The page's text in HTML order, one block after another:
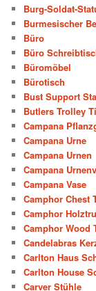
Burg-Soldat-
Burmesischer
Büro
Büro
Büromöbel
Bürotisch
Bust Support
Butlers Trolley
Campana
Campana Urne
Campana Urnen
Campana
Campana Vase
Camphor Chest
Camphor
Camphor Wood
Candelabras
Carlton Haus
Carlton House
Carver Stühle